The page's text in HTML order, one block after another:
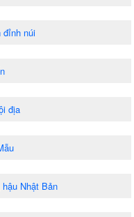
đỉnh núi
địa
Nhật Bản